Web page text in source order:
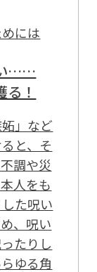
には
……
！
」など
と、そ
調や災
人をも
た呪い
、呪い
たりし
ゆる角